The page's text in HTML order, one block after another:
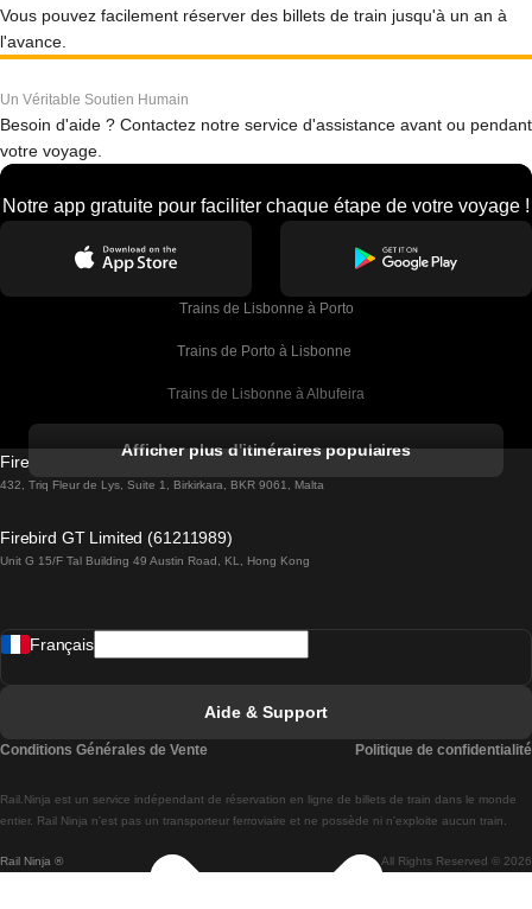
Vous pouvez facilement réserver des billets de train jusqu'à un an à
l'avance.
Un Véritable Soutien Humain
Besoin d'aide ? Contactez notre service d'assistance avant ou pendant
votre voyage.
Notre app gratuite pour faciliter chaque étape de votre voyage !
Trains de Lisbonne à Porto
Trains de Porto à Lisbonne
Trains de Lisbonne à Albufeira
Trains de Lisbonne à Lagos
Trains de Lisbonne à Madrid
Trains de Lisbonne à Braga
Trains de Braga à Lisbonne
Afficher plus d'itinéraires populaires
Firebird GT Limited (OC 1451)
432, Triq Fleur de Lys, Suite 1, Birkirkara, BKR 9061, Malta
Firebird GT Limited (61211989)
Unit G 15/F Tal Building 49 Austin Road, KL, Hong Kong
Rail Ninja ® All Rights Reserved © 2026
Rail.Ninja est un service indépendant de réservation en ligne de billets de train dans le monde
entier. Rail Ninja n'est pas un transporteur ferroviaire et ne possède ni n'exploite aucun train.
Français
Aide & Support
Conditions Générales de Vente Politique de confidentialité